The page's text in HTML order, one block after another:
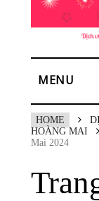
MENU
HOME
HOÀNG MAI
Mai 2024